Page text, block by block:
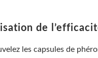
de
les capsules de